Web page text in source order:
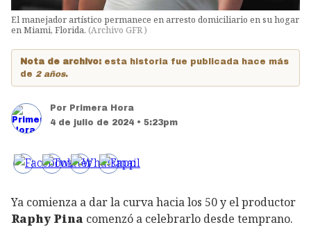
El manejador artístico permanece en arresto domiciliario en su hogar
en Miami, Florida. (Archivo GFR)
Nota de archivo: esta historia fue publicada hace más
de 2 años.
Por Primera Hora
4 de julio de 2024 • 5:23pm
Ya comienza a dar la curva hacia los 50 y el productor
Raphy Pina comenzó a celebrarlo desde temprano.